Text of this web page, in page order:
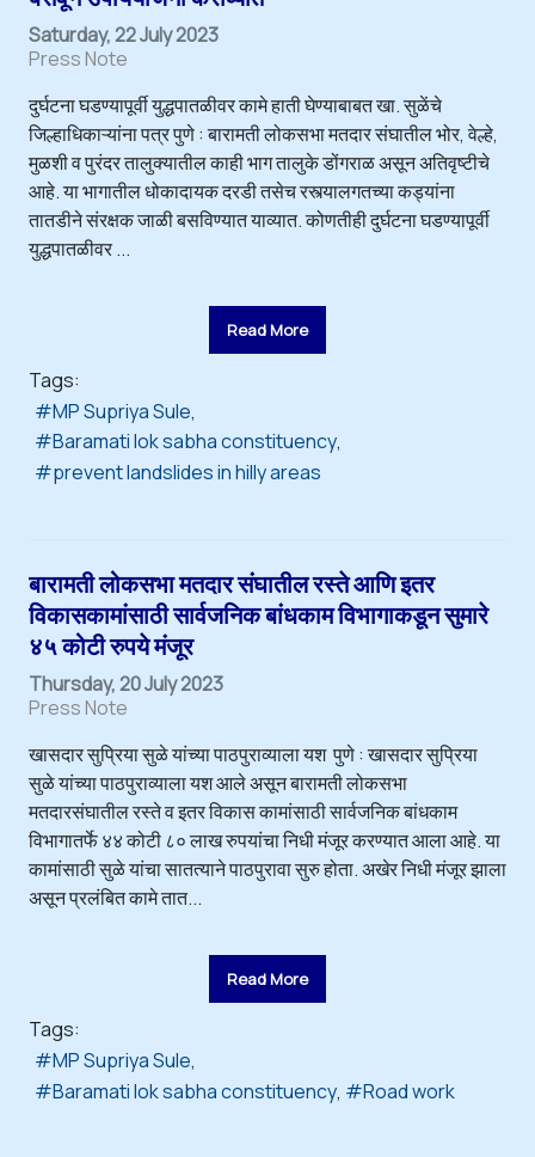
Saturday, 22 July 2023
Press Note
दुर्घटना घडण्यापूर्वी युद्धपातळीवर कामे हाती घेण्याबाबत खा. सुळेंचे
जिल्हाधिकाऱ्यांना पत्र पुणे : बारामती लोकसभा मतदार संघातील भोर, वेल्हे,
मुळशी व पुरंदर तालुक्यातील काही भाग तालुके डोंगराळ असून अतिवृष्टीचे
आहे. या भागातील धोकादायक दरडी तसेच रस्त्यालगतच्या कड्यांना
तातडीने संरक्षक जाळी बसविण्यात याव्यात. कोणतीही दुर्घटना घडण्यापूर्वी
युद्धपातळीवर ...
Read More
Tags:
MP Supriya Sule
Baramati lok sabha constituency
prevent landslides in hilly areas
बारामती लोकसभा मतदार संघातील रस्ते आणि इतर
विकासकामांसाठी सार्वजनिक बांधकाम विभागाकडून सुमारे
४५ कोटी रुपये मंजूर
Thursday, 20 July 2023
Press Note
खासदार सुप्रिया सुळे यांच्या पाठपुराव्याला यश पुणे : खासदार सुप्रिया
सुळे यांच्या पाठपुराव्याला यश आले असून बारामती लोकसभा
मतदारसंघातील रस्ते व इतर विकास कामांसाठी सार्वजनिक बांधकाम
विभागातर्फे ४४ कोटी ८० लाख रुपयांचा निधी मंजूर करण्यात आला आहे. या
कामांसाठी सुळे यांचा सातत्याने पाठपुरावा सुरु होता. अखेर निधी मंजूर झाला
असून प्रलंबित कामे तात...
Read More
Tags:
MP Supriya Sule
Baramati lok sabha constituency
Road work